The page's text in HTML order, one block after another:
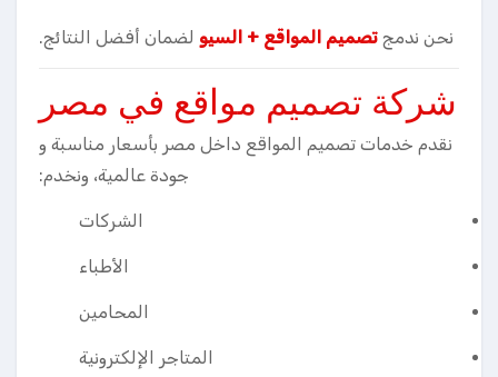
نحن ندمج تصميم المواقع + السيو لضمان أفضل النتائج.
شركة تصميم مواقع في مصر
نقدم خدمات تصميم المواقع داخل مصر بأسعار مناسبة و
جودة عالمية، ونخدم:
الشركات
الأطباء
المحامين
المتاجر الإلكترونية